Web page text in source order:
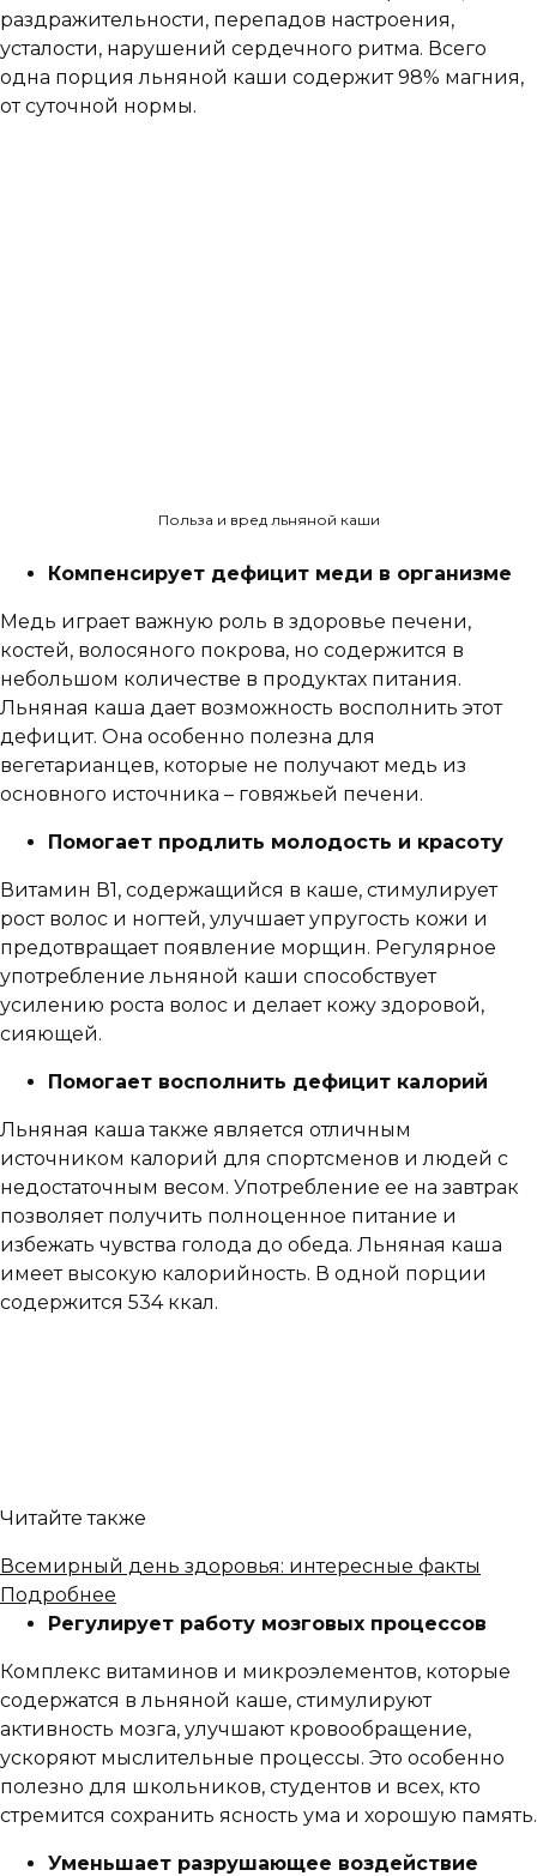
раздражительности, перепадов настроения,
усталости, нарушений сердечного ритма. Всего
одна порция льняной каши содержит 98% магния,
от суточной нормы.
Польза и вред льняной каши
Компенсирует дефицит меди в организме
Медь играет важную роль в здоровье печени,
костей, волосяного покрова, но содержится в
небольшом количестве в продуктах питания.
Льняная каша дает возможность восполнить этот
дефицит. Она особенно полезна для
вегетарианцев, которые не получают медь из
основного источника – говяжьей печени.
Помогает продлить молодость и красоту
Витамин В1, содержащийся в каше, стимулирует
рост волос и ногтей, улучшает упругость кожи и
предотвращает появление морщин. Регулярное
употребление льняной каши способствует
усилению роста волос и делает кожу здоровой,
сияющей.
Помогает восполнить дефицит калорий
Льняная каша также является отличным
источником калорий для спортсменов и людей с
недостаточным весом. Употребление ее на завтрак
позволяет получить полноценное питание и
избежать чувства голода до обеда. Льняная каша
имеет высокую калорийность. В одной порции
содержится 534 ккал.
Читайте также
Всемирный день здоровья: интересные факты
Подробнее
Регулирует работу мозговых процессов
Комплекс витаминов и микроэлементов, которые
содержатся в льняной каше, стимулируют
активность мозга, улучшают кровообращение,
ускоряют мыслительные процессы. Это особенно
полезно для школьников, студентов и всех, кто
стремится сохранить ясность ума и хорошую память.
Уменьшает разрушающее воздействие